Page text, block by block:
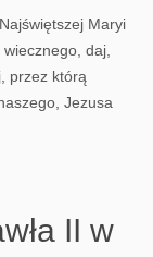
Maryi
daj,
przez którą
Jezusa
II w